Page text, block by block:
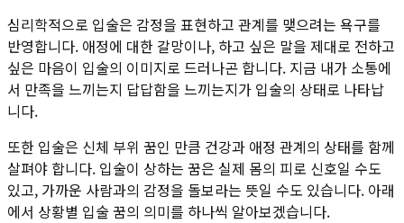
심리학적으로 입술은 감정을 표현하고 관계를 맺으려는 욕구를
반영합니다. 애정에 대한 갈망이나, 하고 싶은 말을 제대로 전하고
싶은 마음이 입술의 이미지로 드러나곤 합니다. 지금 내가 소통에
서 만족을 느끼는지 답답함을 느끼는지가 입술의 상태로 나타납
니다.
또한 입술은 신체 부위 꿈인 만큼 건강과 애정 관계의 상태를 함께
살펴야 합니다. 입술이 상하는 꿈은 실제 몸의 피로 신호일 수도
있고, 가까운 사람과의 감정을 돌보라는 뜻일 수도 있습니다. 아래
에서 상황별 입술 꿈의 의미를 하나씩 알아보겠습니다.